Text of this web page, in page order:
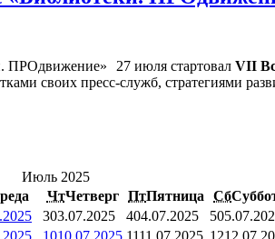
27 июля стартовал VII
своих пресс-служб, стратегиями
Июль 2025
ЧтЧетверг ПтПятница Сб
303.07.2025 404.07.2025 5
1010.07.2025 1111.07.2025 12